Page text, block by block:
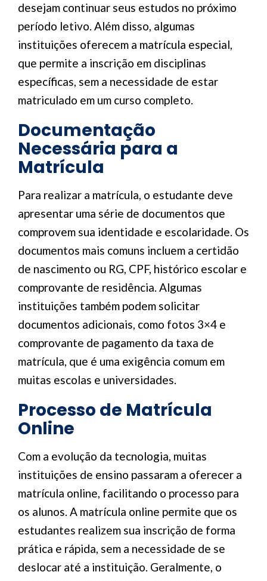
desejam continuar seus estudos no próximo
período letivo. Além disso, algumas
instituições oferecem a matrícula especial,
que permite a inscrição em disciplinas
específicas, sem a necessidade de estar
matriculado em um curso completo.
Documentação
Necessária para a
Matrícula
Para realizar a matrícula, o estudante deve
apresentar uma série de documentos que
comprovem sua identidade e escolaridade. Os
documentos mais comuns incluem a certidão
de nascimento ou RG, CPF, histórico escolar e
comprovante de residência. Algumas
instituições também podem solicitar
documentos adicionais, como fotos 3×4 e
comprovante de pagamento da taxa de
matrícula, que é uma exigência comum em
muitas escolas e universidades.
Processo de Matrícula
Online
Com a evolução da tecnologia, muitas
instituições de ensino passaram a oferecer a
matrícula online, facilitando o processo para
os alunos. A matrícula online permite que os
estudantes realizem sua inscrição de forma
prática e rápida, sem a necessidade de se
deslocar até a instituição. Geralmente, o